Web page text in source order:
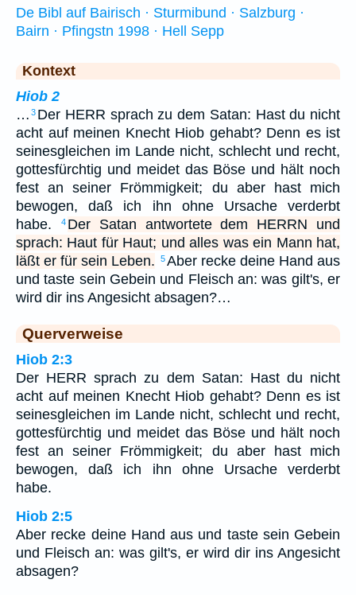
De Bibl auf Bairisch · Sturmibund · Salzburg ·
Bairn · Pfingstn 1998 · Hell Sepp
Kontext
Hiob 2
… 3 Der HERR sprach zu dem Satan: Hast du nicht
acht auf meinen Knecht Hiob gehabt? Denn es ist
seinesgleichen im Lande nicht, schlecht und recht,
gottesfürchtig und meidet das Böse und hält noch
fest an seiner Frömmigkeit; du aber hast mich
bewogen, daß ich ihn ohne Ursache verderbt
habe.
4 Der Satan antwortete dem HERRN und
sprach: Haut für Haut; und alles was ein Mann hat,
läßt er für sein Leben.
5 Aber recke deine Hand aus
und taste sein Gebein und Fleisch an: was gilt's, er
wird dir ins Angesicht absagen?…
Querverweise
Hiob 2:3
Der HERR sprach zu dem Satan: Hast du nicht
acht auf meinen Knecht Hiob gehabt? Denn es ist
seinesgleichen im Lande nicht, schlecht und recht,
gottesfürchtig und meidet das Böse und hält noch
fest an seiner Frömmigkeit; du aber hast mich
bewogen, daß ich ihn ohne Ursache verderbt
habe.
Hiob 2:5
Aber recke deine Hand aus und taste sein Gebein
und Fleisch an: was gilt's, er wird dir ins Angesicht
absagen?